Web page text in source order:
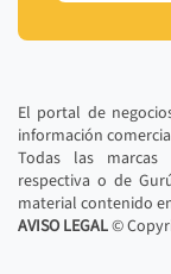
El portal de
información
Todas las marcas
respectiva o de
material contenido
AVISO LEGAL©